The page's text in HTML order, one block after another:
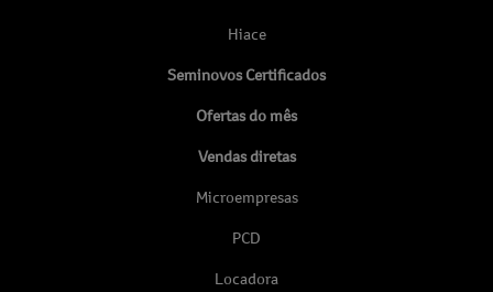
Hiace
Seminovos Certificados
Ofertas do mês
Vendas diretas
Microempresas
PCD
Locadora